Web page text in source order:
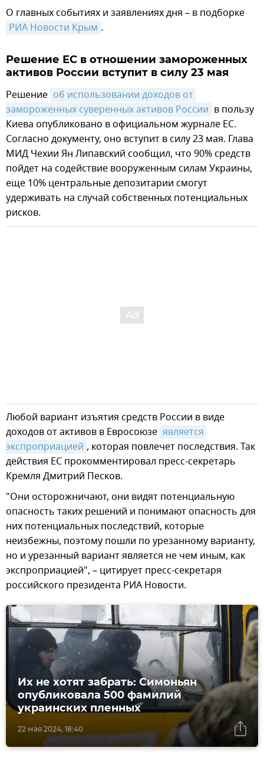
О главных событиях и заявлениях дня – в подборке
РИА Новости Крым .
Решение ЕС в отношении замороженных
активов России вступит в силу 23 мая
Решение об использовании доходов от
замороженных суверенных активов России в пользу
Киева опубликовано в официальном журнале ЕС.
Согласно документу, оно вступит в силу 23 мая. Глава
МИД Чехии Ян Липавский сообщил, что 90% средств
пойдет на содействие вооруженным силам Украины,
еще 10% центральные депозитарии смогут
удерживать на случай собственных потенциальных
рисков.
Любой вариант изъятия средств России в виде
доходов от активов в Евросоюзе является
экспроприацией , которая повлечет последствия. Так
действия ЕС прокомментировал пресс-секретарь
Кремля Дмитрий Песков.
"Они осторожничают, они видят потенциальную
опасность таких решений и понимают опасность для
них потенциальных последствий, которые
неизбежны, поэтому пошли по урезанному варианту,
но и урезанный вариант является не чем иным, как
экспроприацией", – цитирует пресс-секретаря
российского президента РИА Новости.
22 мая 2024, 18:40
Их не хотят забрать: Симоньян
опубликовала 500 фамилий
украинских пленных